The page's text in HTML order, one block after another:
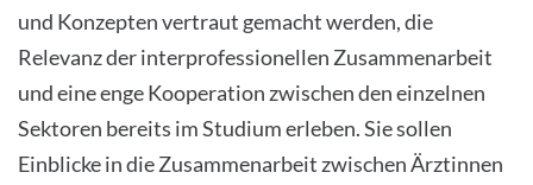
und Konzepten vertraut gemacht werden, die
Relevanz der interprofessionellen Zusammenarbeit
und eine enge Kooperation zwischen den einzelnen
Sektoren bereits im Studium erleben. Sie sollen
Einblicke in die Zusammenarbeit zwischen Ärztinnen